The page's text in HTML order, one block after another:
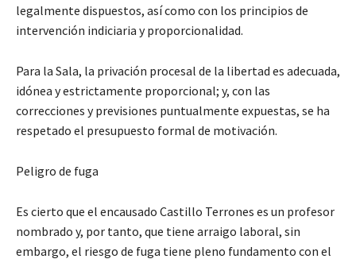
legalmente dispuestos, así como con los principios de
intervención indiciaria y proporcionalidad.
Para la Sala, la privación procesal de la libertad es adecuada,
idónea y estrictamente proporcional; y, con las
correcciones y previsiones puntualmente expuestas, se ha
respetado el presupuesto formal de motivación.
Peligro de fuga
Es cierto que el encausado Castillo Terrones es un profesor
nombrado y, por tanto, que tiene arraigo laboral, sin
embargo, el riesgo de fuga tiene pleno fundamento con el